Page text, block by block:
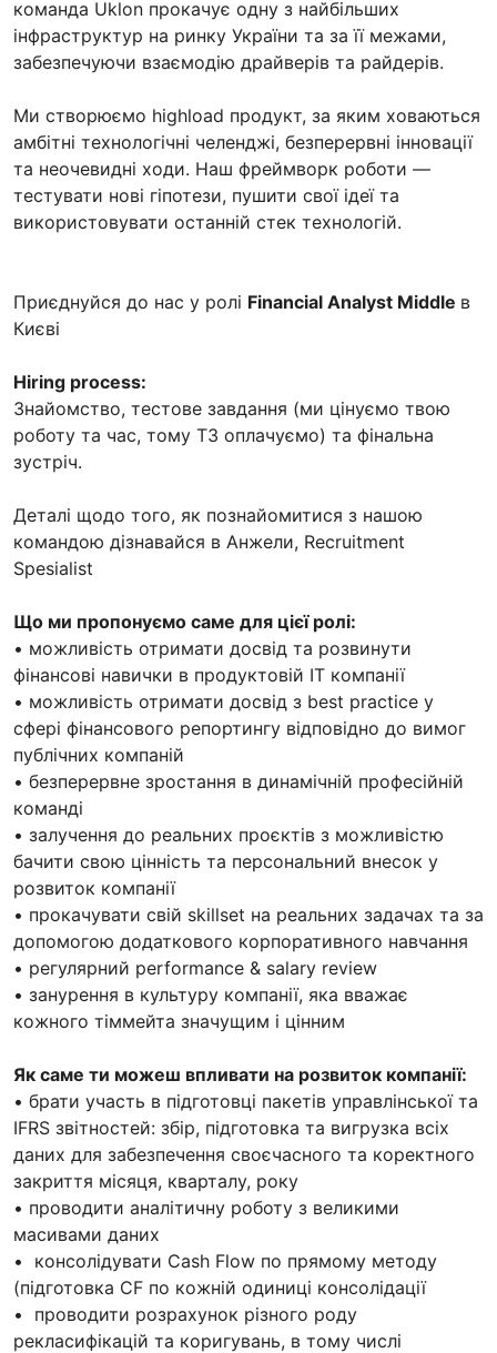
команда Uklon прокачує одну з найбільших
інфраструктур на ринку України та за її межами,
забезпечуючи взаємодію драйверів та райдерів.
Ми створюємо highload продукт, за яким ховаються
амбітні технологічні челенджі, безперервні інновації
та неочевидні ходи. Наш фреймворк роботи —
тестувати нові гіпотези, пушити свої ідеї та
використовувати останній стек технологій.
Приєднуйся до нас у ролі Financial Analyst Middle в
Києві
Hiring process:
Знайомство, тестове завдання (ми цінуємо твою
роботу та час, тому ТЗ оплачуємо) та фінальна
зустріч.
Деталі щодо того, як познайомитися з нашою
командою дізнавайся в Анжели, Recruitment
Spesialist
Що ми пропонуємо саме для цієї ролі:
• можливість отримати досвід та розвинути
фінансові навички в продуктовій ІТ компанії
• можливість отримати досвід з best practice у
сфері фінансового репортингу відповідно до вимог
публічних компаній
• безперервне зростання в динамічній професійній
команді
• залучення до реальних проєктів з можливістю
бачити свою цінність та персональний внесок у
розвиток компанії
• прокачувати свій skillset на реальних задачах та за
допомогою додаткового корпоративного навчання
• регулярний performance & salary review
• занурення в культуру компанії, яка вважає
кожного тіммейта значущим і цінним
Як саме ти можеш впливати на розвиток компанії:
• брати участь в підготовці пакетів управлінської та
IFRS звітностей: збір, підготовка та вигрузка всіх
даних для забезпечення своєчасного та коректного
закриття місяця, кварталу, року
• проводити аналітичну роботу з великими
масивами даних
• консолідувати Cash Flow по прямому методу
(підготовка СF по кожній одиниці консолідації
• проводити розрахунок різного роду
рекласифікацій та коригувань, в тому числі